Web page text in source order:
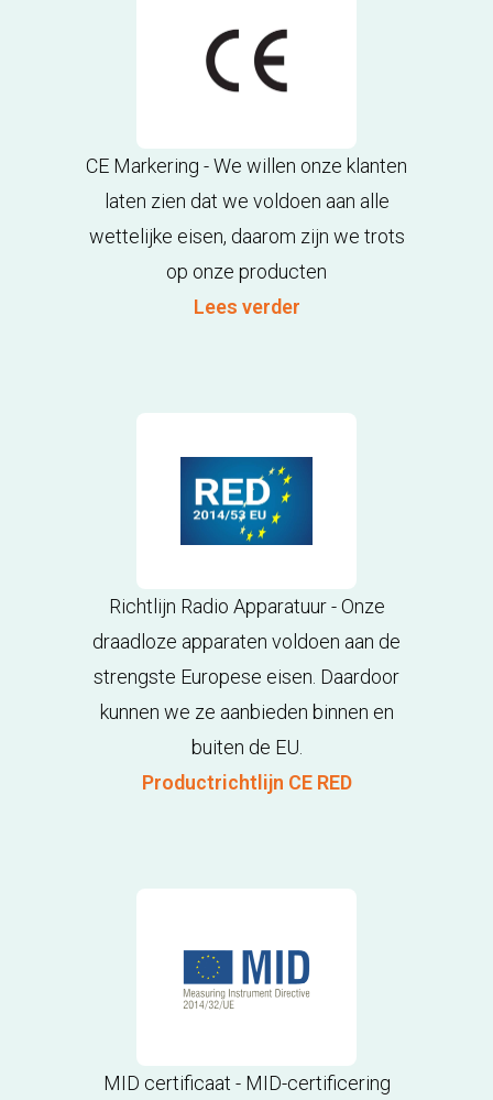
CE Markering - We willen onze klanten
laten zien dat we voldoen aan alle
wettelijke eisen, daarom zijn we trots
op onze producten
Lees verder
Richtlijn Radio Apparatuur - Onze
draadloze apparaten voldoen aan de
strengste Europese eisen. Daardoor
kunnen we ze aanbieden binnen en
buiten de EU.
Productrichtlijn CE RED
MID certificaat - MID-certificering